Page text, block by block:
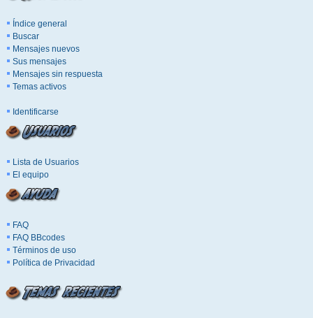
Índice general
Buscar
Mensajes nuevos
Sus mensajes
Mensajes sin respuesta
Temas activos
Identificarse
Lista de Usuarios
El equipo
FAQ
FAQ BBcodes
Términos de uso
Política de Privacidad